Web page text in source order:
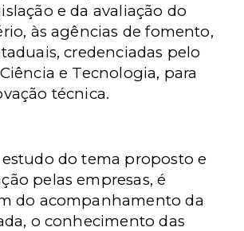
e da avaliação do
às agências de fomento,
credenciadas pelo
e Tecnologia, para
técnica.
estudo do tema proposto e
pelas empresas, é
do acompanhamento da
o conhecimento das